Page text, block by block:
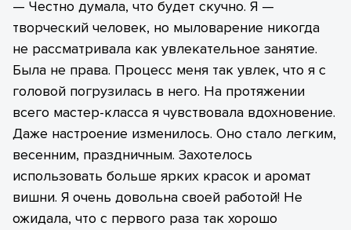
— Честно думала, что будет скучно. Я —
творческий человек, но мыловарение никогда
не рассматривала как увлекательное занятие.
Была не права. Процесс меня так увлек, что я с
головой погрузилась в него. На протяжении
всего мастер-класса я чувствовала вдохновение.
Даже настроение изменилось. Оно стало легким,
весенним, праздничным. Захотелось
использовать больше ярких красок и аромат
вишни. Я очень довольна своей работой! Не
ожидала, что с первого раза так хорошо